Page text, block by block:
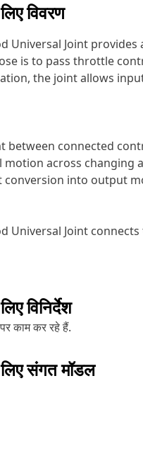
विवरण
Universal Joint
is to pass throttle
the joint allows
between connected
across changing
conversion into output
Universal Joint
विनिर्देश
पर काम कर रहे हैं.
संगत मॉडल